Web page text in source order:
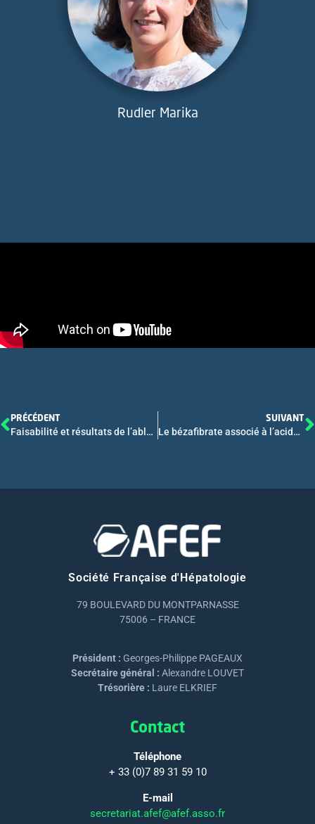
Rudler Marika
PRÉCÉDENT
Faisabilité et résultats de l’ablation percutanée par radiofréquence “No Touch” multibipolaire des carcinomes hépatocellulaires (CHC) non visibles en échographie CO 020
SUIVANT
Le bézafibrate associé à l’acide ursodésoxycholique améliore la survie sans transplantation des patients atteints de cholangite biliaire primitive CO 007
Société Française d'Hépatologie
79 BOULEVARD DU MONTPARNASSE
75006 – FRANCE
Président : Georges-Philippe PAGEAUX
Secrétaire général : Alexandre LOUVET
Trésorière : Laure ELKRIEF
Contact
Téléphone
+ 33 (0)7 89 31 59 10
E-mail
secretariat.afef@afef.asso.fr